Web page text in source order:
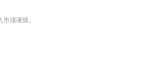
须谨慎。